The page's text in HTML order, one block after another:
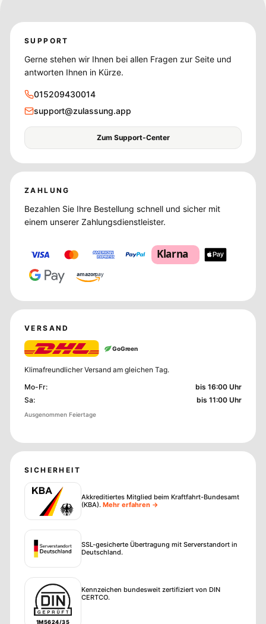
SUPPORT
Gerne stehen wir Ihnen bei allen Fragen zur Seite und
antworten Ihnen in Kürze.
015209430014
support@zulassung.app
Zum Support-Center
ZAHLUNG
Bezahlen Sie Ihre Bestellung schnell und sicher mit
einem unserer Zahlungsdienstleister.
Klarna
amazonpay
VERSAND
GoGreen
Klimafreundlicher Versand am gleichen Tag.
Mo-Fr:
bis 16:00 Uhr
Sa: bis 11:00 Uhr
Ausgenommen Feiertage
SICHERHEIT
Akkreditiertes Mitglied beim Kraftfahrt-Bundesamt
(KBA). Mehr erfahren →
SSL-gesicherte Übertragung mit Serverstandort in
Deutschland.
1M5624/35
Kennzeichen bundesweit zertifiziert von DIN
CERTCO.